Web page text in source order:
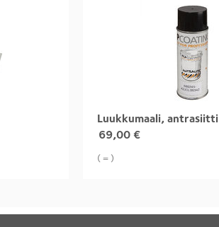
Luukkumaali, antrasiitti
69,00 €
( = )